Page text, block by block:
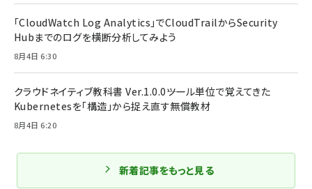
「CloudWatch Log Analytics」でCloudTrailからSecurity
Hubまでのログを横断分析してみよう
8月4日 6:30
クラウドネイティブ教科書 Ver.1.0.0――ツール単位で覚えてきた
Kubernetesを「構造」から捉え直す無償教材
8月4日 6:20
新着記事をもっと見る